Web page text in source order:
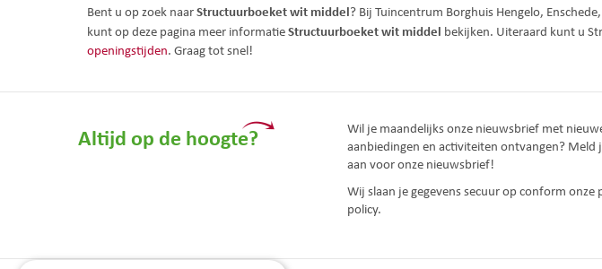
Bent u op zoek naarStructuurboeket wit middel? Bij Tuincentrum Borghuis Hengelo,
kunt op deze pagina meer informatieStructuurboeket wit middel bekijken. Uiteraard kunt u
openingstijden. Graag tot snel!
Altijd op de hoogte?
Wil je maandelijks onze nieuwsbrief met
aanbiedingen en activiteiten ontvangen? Meld
aan voor onze nieuwsbrief!
Wij slaan je gegevens secuur op conform onze
policy.